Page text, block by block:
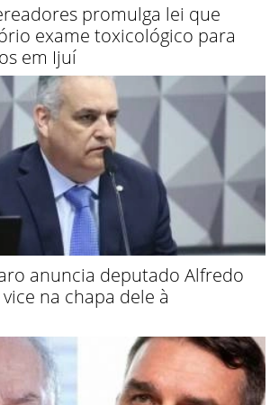
promulga lei que
exame toxicológico para
em Ijuí
anuncia deputado Alfredo
na chapa dele à